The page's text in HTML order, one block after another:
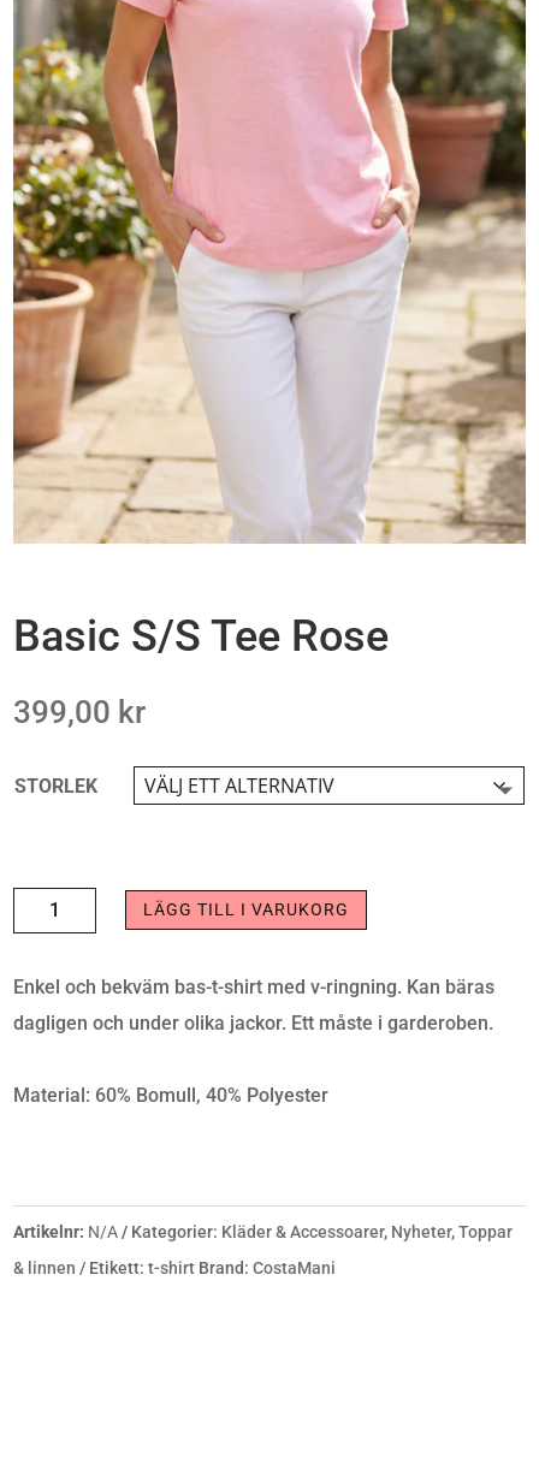
Basic S/S Tee Rose
399,00 kr
STORLEK
BASIC
S/S
TEE
ROSE
LÄGG TILL I VARUKORG
Enkel och bekväm bas-t-shirt med v-ringning. Kan bäras
dagligen och under olika jackor. Ett måste i garderoben.
Material: 60% Bomull, 40% Polyester
Artikelnr: N/A Kategorier: Kläder & Accessoarer, Nyheter,Toppar
& linnen
Etikett:t-shirt Brand:CostaMani